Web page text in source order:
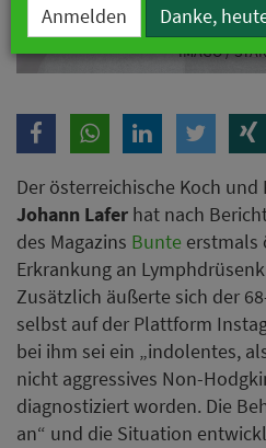
Johann Lafer hat Krebs und
IMAGO /
Der österreichische Koch
Johann Lafer hat nach
des Magazins Bunte erstmals
Erkrankung an
Zusätzlich äußerte sich der
selbst auf der Plattform
bei ihm sei ein „indolentes,
nicht aggressives Non-
diagnostiziert worden. Die
an“ und die Situation
Anmelden Danke,